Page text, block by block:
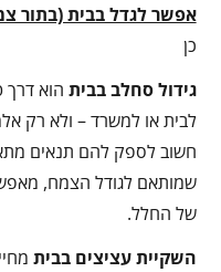
אפשר לגדל בבית (בתור
כן
גידול סחלב בבית הוא דרך
לבית או למשרד – ולא רק
חשוב לספק להם תנאים
שמותאם לגודל הצמח,
של החלל.
השקיית עציצים בבית